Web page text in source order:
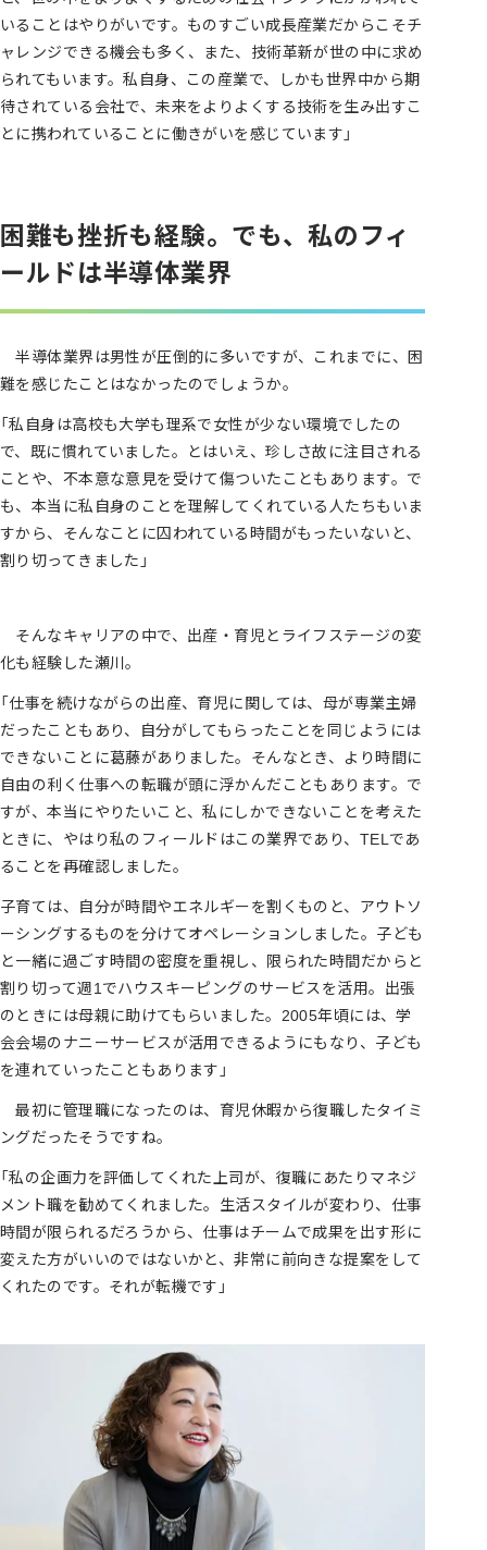
いることはやりがいです。ものすごい成長産業だからこそチ
ャレンジできる機会も多く、また、技術革新が世の中に求め
られてもいます。私自身、この産業で、しかも世界中から期
待されている会社で、未来をよりよくする技術を生み出すこ
とに携われていることに働きがいを感じています」
困難も挫折も経験。でも、私のフィ
ールドは半導体業界
半導体業界は男性が圧倒的に多いですが、これまでに、困
難を感じたことはなかったのでしょうか。
「私自身は高校も大学も理系で女性が少ない環境でしたの
で、既に慣れていました。とはいえ、珍しさ故に注目される
ことや、不本意な意見を受けて傷ついたこともあります。で
も、本当に私自身のことを理解してくれている人たちもいま
すから、そんなことに囚われている時間がもったいないと、
割り切ってきました」
そんなキャリアの中で、出産・育児とライフステージの変
化も経験した瀬川。
「仕事を続けながらの出産、育児に関しては、母が専業主婦
だったこともあり、自分がしてもらったことを同じようには
できないことに葛藤がありました。そんなとき、より時間に
自由の利く仕事への転職が頭に浮かんだこともあります。で
すが、本当にやりたいこと、私にしかできないことを考えた
ときに、やはり私のフィールドはこの業界であり、TELであ
ることを再確認しました。
子育ては、自分が時間やエネルギーを割くものと、アウトソ
ーシングするものを分けてオペレーションしました。子ども
と一緒に過ごす時間の密度を重視し、限られた時間だからと
割り切って週1でハウスキーピングのサービスを活用。出張
のときには母親に助けてもらいました。2005年頃には、学
会会場のナニーサービスが活用できるようにもなり、子ども
を連れていったこともあります」
最初に管理職になったのは、育児休暇から復職したタイミ
ングだったそうですね。
「私の企画力を評価してくれた上司が、復職にあたりマネジ
メント職を勧めてくれました。生活スタイルが変わり、仕事
時間が限られるだろうから、仕事はチームで成果を出す形に
変えた方がいいのではないかと、非常に前向きな提案をして
くれたのです。それが転機です」